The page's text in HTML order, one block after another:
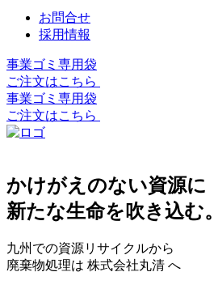
お問合せ
採用情報
事業ゴミ専用袋
ご注文はこちら
事業ゴミ専用袋
ご注文はこちら
かけがえのない資源に
新たな生命を吹き込む。
九州での資源リサイクルから
廃棄物処理は 株式会社丸清 へ